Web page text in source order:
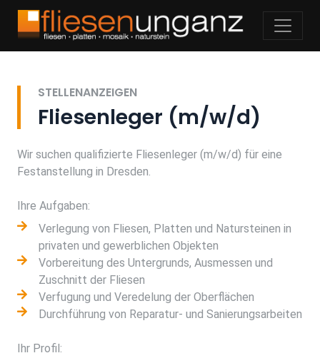
STELLENANZEIGEN
Fliesenleger (m/w/d)
Wir suchen qualifizierte Fliesenleger (m/w/d) für eine
Festanstellung in Dresden.
Ihre Aufgaben:
Verlegung von Fliesen, Platten und Natursteinen in
privaten und gewerblichen Objekten
Vorbereitung des Untergrunds, Ausmessen und
Zuschnitt der Fliesen
Verfugung und Veredelung der Oberflächen
Durchführung von Reparatur- und Sanierungsarbeiten
Ihr Profil: